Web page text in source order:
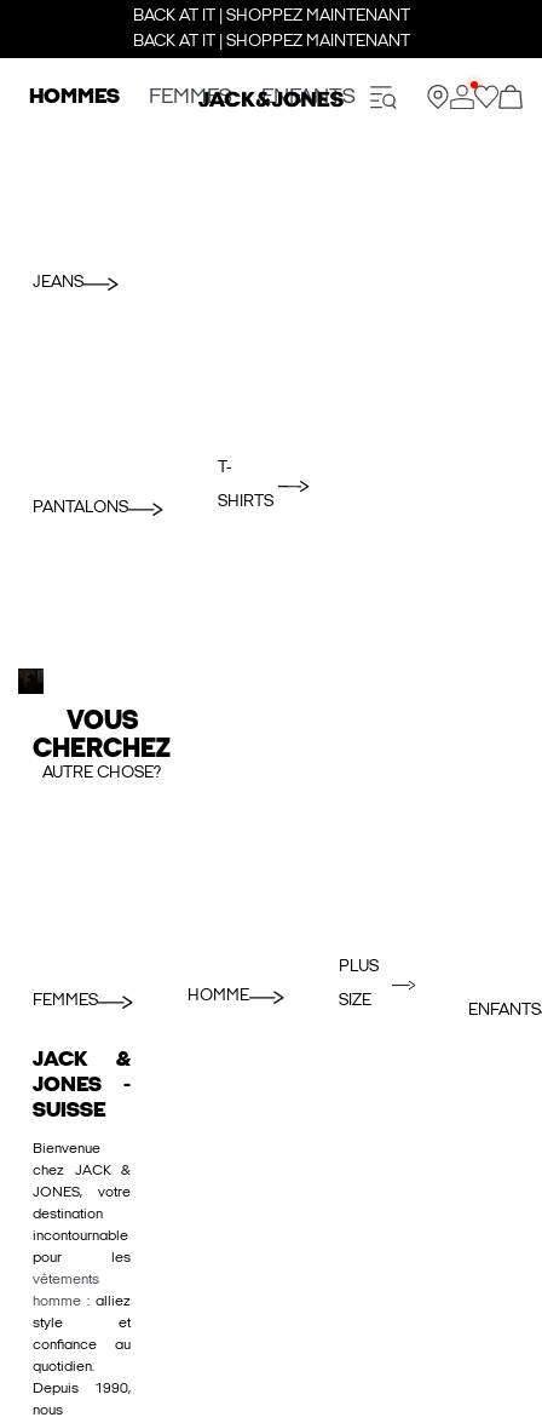
BACK AT IT | SHOPPEZ MAINTENANT
BACK AT IT | SHOPPEZ MAINTENANT
HOMMES FEMMES ENFANTS
JEANS
PANTALONS
T-
SHIRTS
VOUS
CHERCHEZ
AUTRE CHOSE?
FEMMES HOMME
PLUS
SIZE
ENFANTS
JACK &
JONES -
SUISSE
Bienvenue
chez JACK &
JONES, votre
destination
incontournable
pour les
vêtements
homme : alliez
style et
confiance au
quotidien.
Depuis 1990,
nous